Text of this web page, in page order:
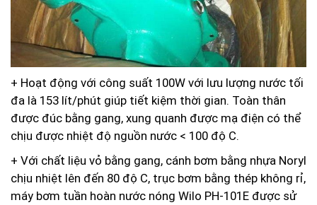
+ Hoạt động với công suất 100W với lưu lượng nước tối
đa là 153 lít/phút giúp tiết kiệm thời gian. Toàn thân
được đúc bằng gang, xung quanh được mạ điện có thể
chịu được nhiệt độ nguồn nước < 100 độ C.
+ Với chất liệu vỏ bằng gang, cánh bơm bằng nhựa Noryl
chịu nhiệt lên đến 80 độ C, trục bơm bằng thép không rỉ,
máy bơm tuần hoàn nước nóng Wilo PH-101E được sử